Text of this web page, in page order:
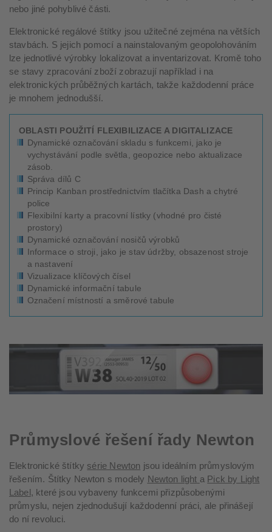
nebo jiné pohyblivé části.
Elektronické regálové štítky jsou užitečné zejména na větších
stavbách. S jejich pomocí a nainstalovaným geopolohováním
lze jednotlivé výrobky lokalizovat a inventarizovat. Kromě toho
se stavy zpracování zboží zobrazují například i na
elektronických průběžných kartách, takže každodenní práce
je mnohem jednodušší.
OBLASTI POUŽITÍ FLEXIBILIZACE A DIGITALIZACE
Dynamické označování skladu s funkcemi, jako je
vychystávání podle světla, geopozice nebo aktualizace
zásob.
Správa dílů C
Princip Kanban prostřednictvím tlačítka Dash a chytré
police
Flexibilní karty a pracovní lístky (vhodné pro čisté
prostory)
Dynamické označování nosičů výrobků
Informace o stroji, jako je stav údržby, obsazenost stroje
a nastavení
Vizualizace klíčových čísel
Dynamické informační tabule
Označení místností a směrové tabule
Průmyslové řešení řady Newton
Elektronické štítky série Newton jsou ideálním průmyslovým
řešením. Štítky Newton s modely Newton light a Pick by Light
Label, které jsou vybaveny funkcemi přizpůsobenými
průmyslu, nejen zjednodušují každodenní práci, ale přinášejí
do ní revoluci.